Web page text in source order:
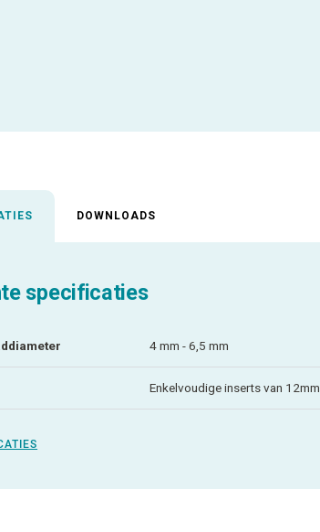
DOWNLOADS
specificaties
4 mm - 6,5 mm
Enkelvoudige inserts van 12mm